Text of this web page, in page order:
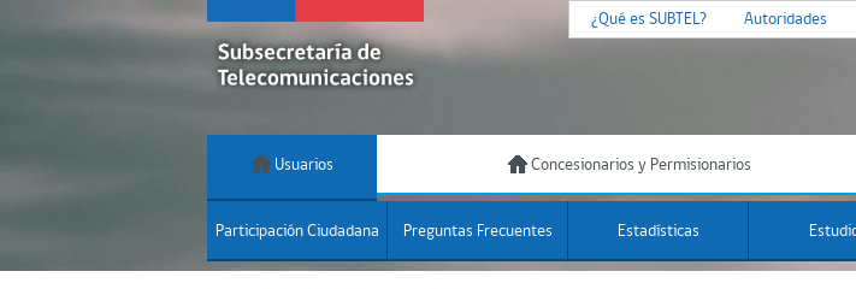
¿Qué es SUBTEL? Autoridades
Usuarios Concesionarios y Permisionarios
Participación Ciudadana Preguntas Frecuentes Estadísticas